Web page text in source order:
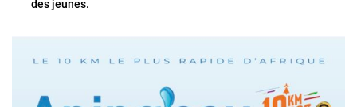
des jeunes.